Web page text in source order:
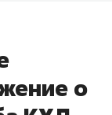
о